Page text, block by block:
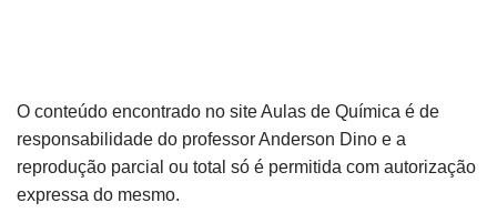
O conteúdo encontrado no site Aulas de Química é de
responsabilidade do professor Anderson Dino e a
reprodução parcial ou total só é permitida com autorização
expressa do mesmo.